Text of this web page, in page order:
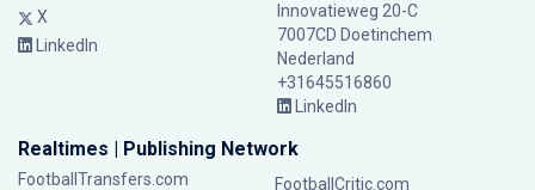
X
LinkedIn
Innovatieweg 20-C
7007CD Doetinchem
Nederland
+31645516860
LinkedIn
Realtimes | Publishing Network
FootballTransfers.com FootballCritic.com